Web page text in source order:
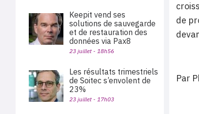
de
Par
Keepit vend ses
solutions de sauvegarde
et de restauration des
données via Pax8
23 juillet - 18h56
Les résultats trimestriels
de Soitec s’envolent de
23%
23 juillet - 17h03